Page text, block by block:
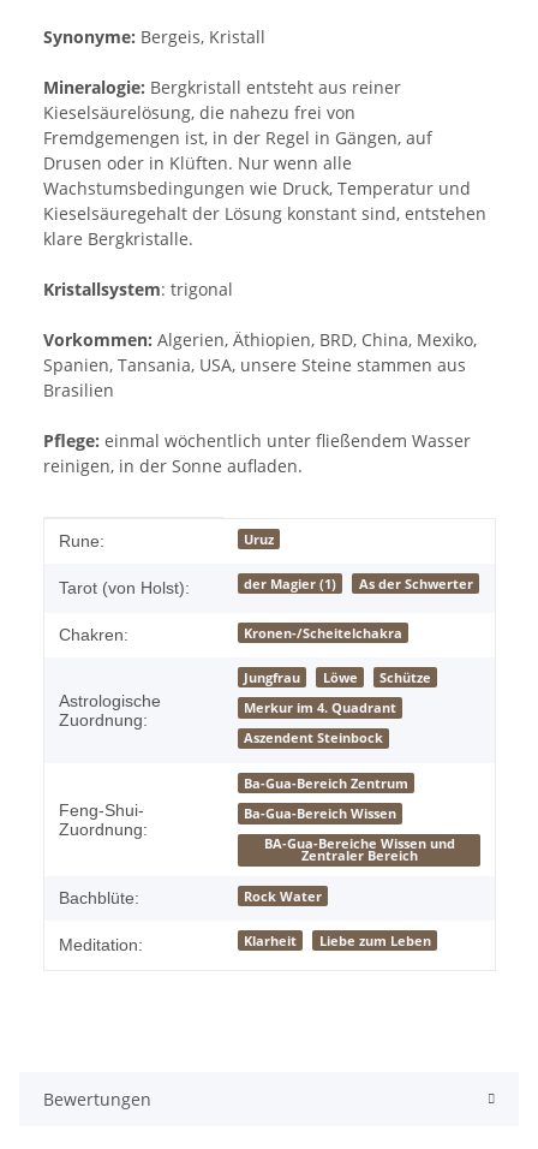
Synonyme: Bergeis, Kristall
Mineralogie: Bergkristall entsteht aus reiner
Kieselsäurelösung, die nahezu frei von
Fremdgemengen ist, in der Regel in Gängen, auf
Drusen oder in Klüften. Nur wenn alle
Wachstumsbedingungen wie Druck, Temperatur und
Kieselsäuregehalt der Lösung konstant sind, entstehen
klare Bergkristalle.
Kristallsystem: trigonal
Vorkommen: Algerien, Äthiopien, BRD, China, Mexiko,
Spanien, Tansania, USA, unsere Steine stammen aus
Brasilien
Pflege: einmal wöchentlich unter fließendem Wasser
reinigen, in der Sonne aufladen.
Produkteigenschaft
Wert
Rune: Uruz
Tarot (von Holst): der Magier (1) As der Schwerter
Chakren: Kronen-/Scheitelchakra
Astrologische
Zuordnung:
Jungfrau Löwe
Schütze
Merkur im 4. Quadrant
Aszendent Steinbock
Feng-Shui-
Zuordnung:
Ba-Gua-Bereich Zentrum
Ba-Gua-Bereich Wissen
BA-Gua-Bereiche Wissen und
Zentraler Bereich
Bachblüte: Rock Water
Meditation: Klarheit Liebe zum Leben
Bewertungen